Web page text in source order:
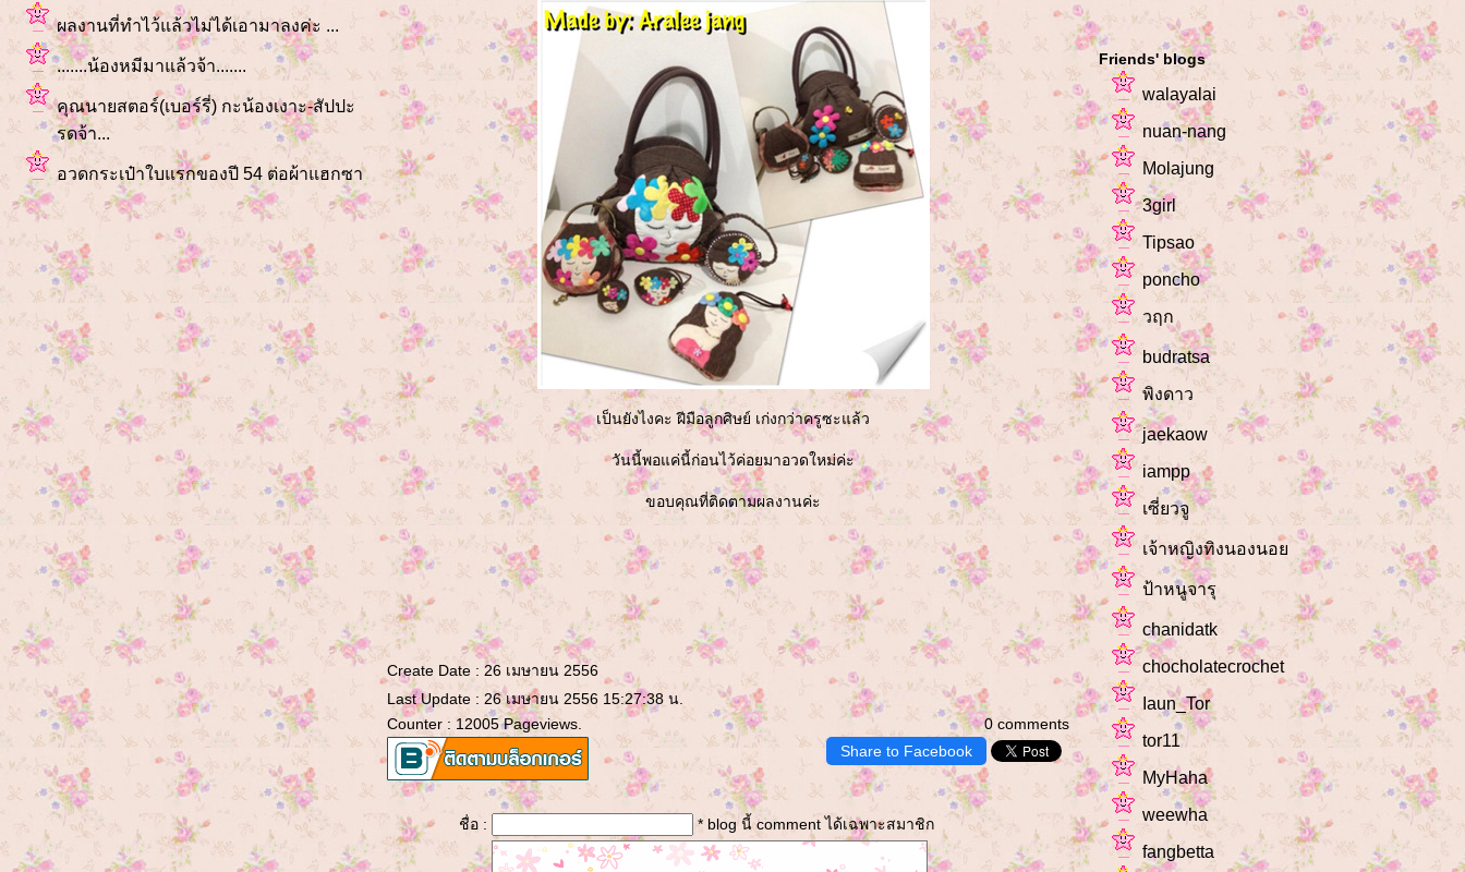
ผลงานที่ทำไว้แล้วไม่ได้เอามาลงค่ะ ...
.......น้องหมีมาแล้วจ้า.......
คุณนายสตอร์(เบอร์รี่) กะน้องเงาะ-สัปปะ
รดจ้า...
อวดกระเป๋าใบแรกของปี 54 ต่อผ้าแฮกซา
กอน....
ดองได้ที่ เกือบ 2 ปี ได้เวลาโชว์แล้วจ้า....
อวดงานก่อนสิ้นปี...Keycover หมาน้อย...
...ผลงานใหม่ในช่วงนี้ค่ะ...
.....นกฮูก แม่ลูกดกจ้า.....
กระเป๋าปากหีบ...สองสไตล์...สวยคนละ
บบ
ช้าง ช้าง ช้าง ชมพู
ลูกหมาหาบ้าน....หรือหมาหมู่กันแน่
จ๊ะ....มาดูกันเลย...
กระเป๋าสแลชควิล์ท....จากน้ำใจพี่หนุย...
กระเป๋ากดดัน....เอ๊ย!!! ....กระเป๋าบอสตัน
กระเป๋าใบแรกของปีนี้....ตอบโจทย์ได้
ล้ว...สวยเนอะ
กระเป๋ารับปีใหม่...ไฉไลจริง ๆ...
อวดค่ะ...อวด...กระเป๋าถือ สไตล์สาวหวาน
นนนนนนนนนน....
กระเป๋าใส่มือถือ .....อืม จะเรียกว่า วัว หรือ
ฮิปโป ดีน๊า......
เป็นยังไงคะ ฝีมือลูกศิษย์ เก่งกว่าครูซะแล้ว
วันนี้พอแค่นี้ก่อนไว้ค่อยมาอวดใหม่ค่ะ
ขอบคุณที่ติดตามผลงานค่ะ
Create Date : 26 เมษายน 2556
0 comments
Last Update : 26 เมษายน 2556 15:27:38 น.
Counter : 12005 Pageviews.
Share to Facebook
ชื่อ : * blog นี้ comment ได้เฉพาะสมาชิก
Friends' blogs
walayalai
nuan-nang
Molajung
3girl
Tipsao
poncho
วฤก
budratsa
พิงดาว
jaekaow
iampp
เซี่ยวจู
เจ้าหญิงทิงนองนอ
ป้าหนูจารุ
chanidatk
chocholatecrochet
Iaun_Tor
tor11
MyHaha
weewha
fangbetta